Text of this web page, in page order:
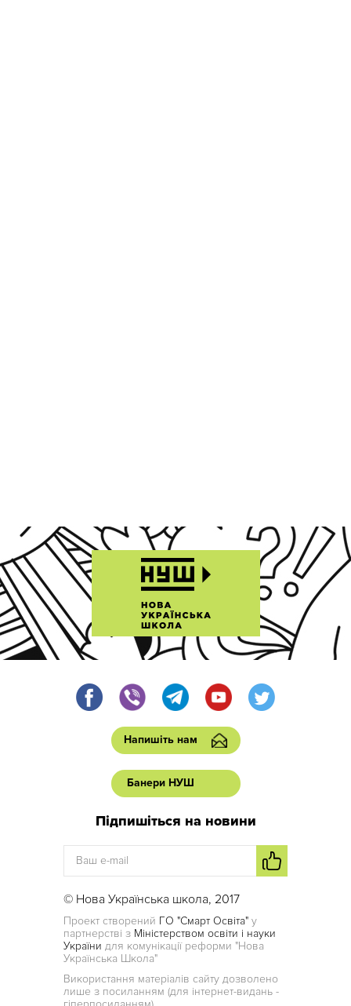
Напишіть нам
Банери НУШ
Підпишіться на новини
© Нова Українська школа, 2017
Проект створений ГО "Смарт Освіта" у
партнерстві з Міністерством освіти і науки
України для комунікації реформи "Нова
Українська Школа"
Використання матеріалів сайту дозволено
лише з посиланням (для інтернет-видань -